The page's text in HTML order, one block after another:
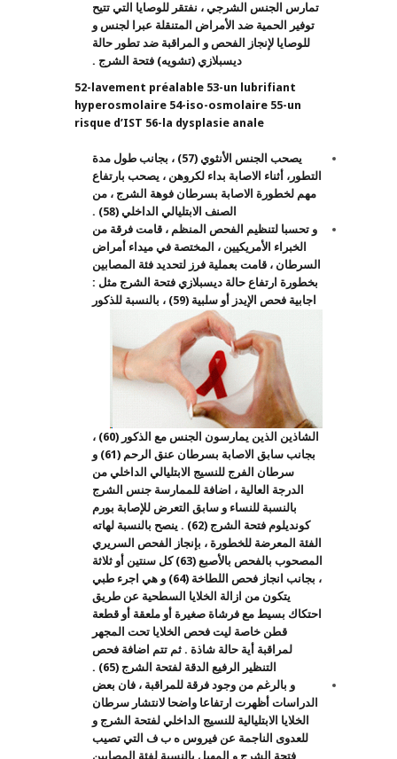
تمارس الجنس الشرجي ، نفتقر للوصايا التي تتيح
توفير الحمية ضد الأمراض المتنقلة عبرا لجنس و
للوصايا لإنجاز الفحص و المراقبة ضد تطور حالة
ديسبلازي (تشويه) فتحة الشرج .
52-lavement préalable 53-un lubrifiant
hyperosmolaire 54-iso-osmolaire 55-un
risque d’IST 56-la dysplasie anale
يصحب الجنس الأنثوي (57) ، بجانب طول مدة
التطور، أثناء الاصابة بداء لكروهن ، يصحب بارتفاع
مهم لخطورة الاصابة بسرطان فوهة الشرج ، من
الصنف الابتليالي الداخلي (58) .
و تحسبا لتنظيم الفحص المنظم ، قامت فرقة من
الخبراء الأمريكيين ، المختصة في ميداء أمراض
السرطان ، قامت بعملية فرز لتحديد فئة المصابين
بخطورة ارتفاع حالة ديسبلازي فتحة الشرج مثل :
اجابية فحص الإيدز أو سلبية (59) ،
بالنسبة للذكور
الشاذين الذين يمارسون الجنس مع الذكور (60) ،
بجانب سابق الاصابة بسرطان عنق الرحم (61) و
سرطان الفرج للنسيج الابتليالي الداخلي من
الدرجة العالية ، اضافة للممارسة جنس الشرج
بالنسبة للنساء و سابق التعرض للإصابة بورم
كونديلوم فتحة الشرج (62) . ينصح بالنسبة لهاته
الفئة المعرضة للخطورة ، بإنجاز الفحص السريري
المصحوب بالفحص بالأصبع (63) كل سنتين أو ثلاثة
، بجانب انجاز فحص اللطاخة (64) و هي اجرء طبي
يتكون من ازالة الخلايا السطحية عن طريق
احتكاك بسيط مع فرشاة صغيرة أو ملعقة أو قطعة
قطن خاصة ليت فحص الخلايا تحت المجهر
لمراقبة أية حالة شاذة . ثم تتم اضافة فحص
التنظير الرفيع الدقة لفتحة الشرج (65) .
و بالرغم من وجود فرقة للمراقبة ، فان بعض
الدراسات أظهرت ارتفاعا واضحا لانتشار سرطان
الخلايا الابتليالية للنسيج الداخلي لفتحة الشرج و
للعدوى الناجمة عن فيروس ه ب ف التي تصيب
فتحة الشرج و المهبل بالنسبة لفئة المصابين